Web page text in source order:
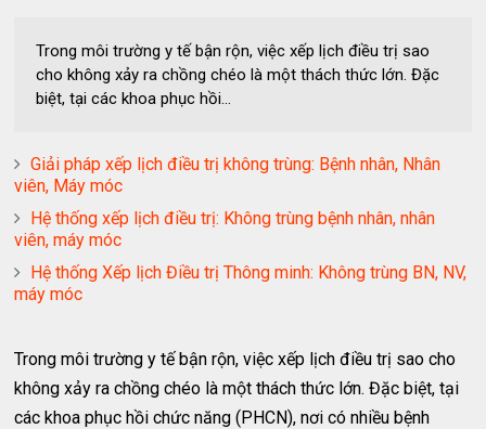
Trong môi trường y tế bận rộn, việc xếp lịch điều trị sao
cho không xảy ra chồng chéo là một thách thức lớn. Đặc
biệt, tại các khoa phục hồi...
Giải pháp xếp lịch điều trị không trùng: Bệnh nhân, Nhân
viên, Máy móc
Hệ thống xếp lịch điều trị: Không trùng bệnh nhân, nhân
viên, máy móc
Hệ thống Xếp lịch Điều trị Thông minh: Không trùng BN, NV,
máy móc
Trong môi trường y tế bận rộn, việc xếp lịch điều trị sao cho
không xảy ra chồng chéo là một thách thức lớn. Đặc biệt, tại
các khoa phục hồi chức năng (PHCN), nơi có nhiều bệnh